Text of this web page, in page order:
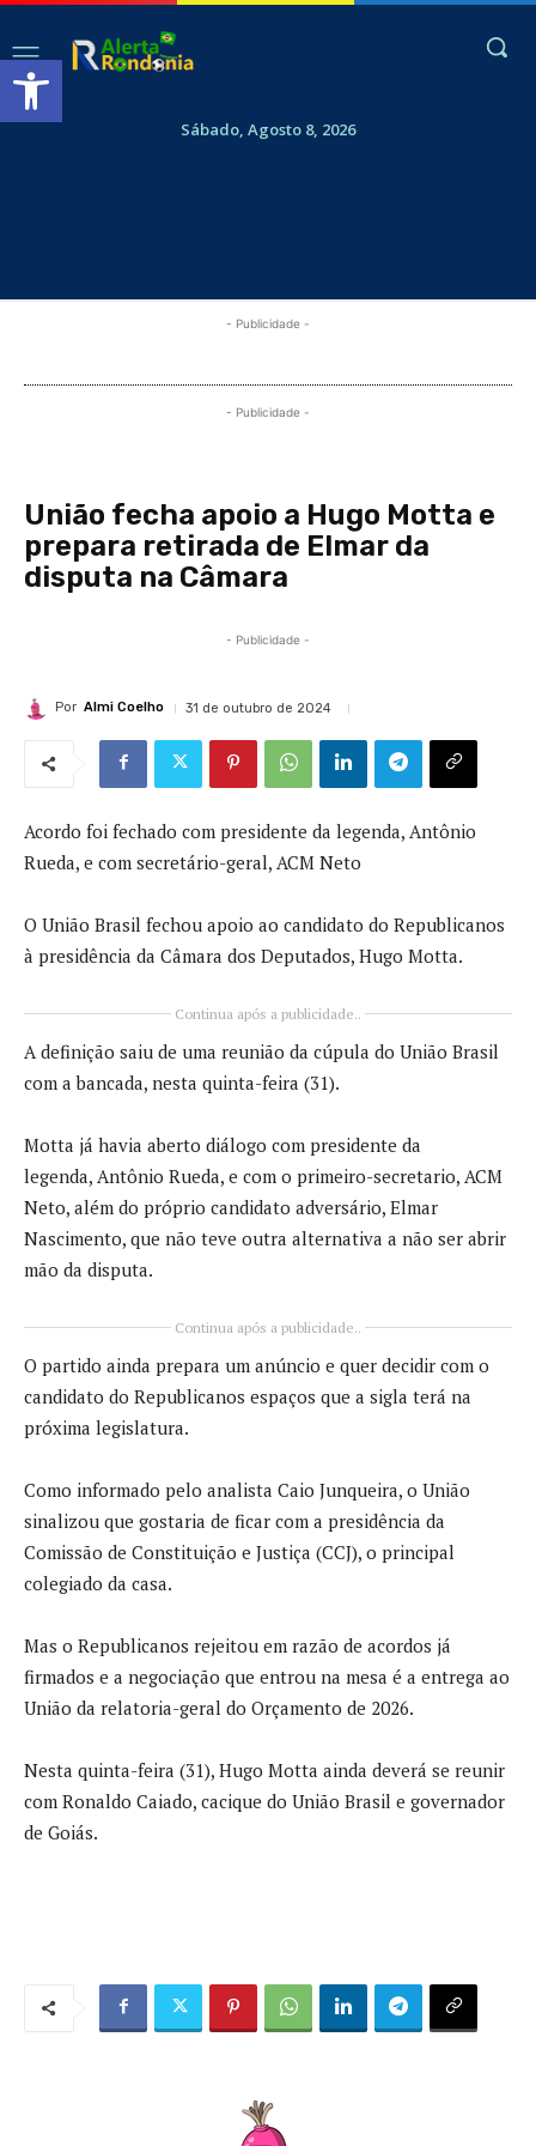
Abrir a barra de ferramentas
Sábado, Agosto 8, 2026
- Publicidade -
- Publicidade -
União fecha apoio a Hugo Motta e
prepara retirada de Elmar da
disputa na Câmara
- Publicidade -
Por Almi Coelho 31 de outubro de 2024
Acordo foi fechado com presidente da legenda, Antônio
Rueda, e com secretário-geral, ACM Neto
O União Brasil fechou apoio ao candidato do Republicanos
à presidência da Câmara dos Deputados, Hugo Motta.
Continua após a publicidade..
A definição saiu de uma reunião da cúpula do União Brasil
com a bancada, nesta quinta-feira (31).
Motta já havia aberto diálogo com presidente da
legenda, Antônio Rueda, e com o primeiro-secretario, ACM
Neto, além do próprio candidato adversário, Elmar
Nascimento, que não teve outra alternativa a não ser abrir
mão da disputa.
Continua após a publicidade..
O partido ainda prepara um anúncio e quer decidir com o
candidato do Republicanos espaços que a sigla terá na
próxima legislatura.
Como informado pelo analista Caio Junqueira, o União
sinalizou que gostaria de ficar com a presidência da
Comissão de Constituição e Justiça (CCJ), o principal
colegiado da casa.
Mas o Republicanos rejeitou em razão de acordos já
firmados e a negociação que entrou na mesa é a entrega ao
União da relatoria-geral do Orçamento de 2026.
Nesta quinta-feira (31), Hugo Motta ainda deverá se reunir
com Ronaldo Caiado, cacique do União Brasil e governador
de Goiás.